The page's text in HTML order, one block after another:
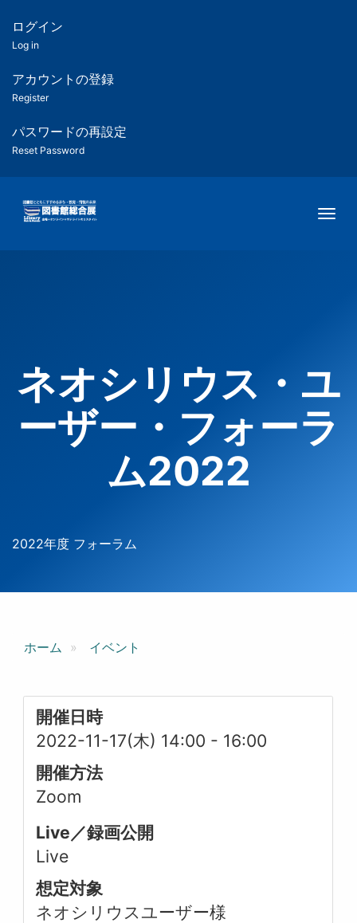
ツ
匿
名
ユ
ー
ー
用
メ
ログイン
Log in
アカウントの登録
Register
パスワードの再設定
Reset Password
ネオシリウス・ユ
ーザー・フォーラ
ム2022
2022年度 フォーラム
ホーム イベント
開催日時
2022-11-17(木) 14:00 - 16:00
開催方法
Zoom
Live／録画公開
Live
想定対象
ネオシリウスユーザー様